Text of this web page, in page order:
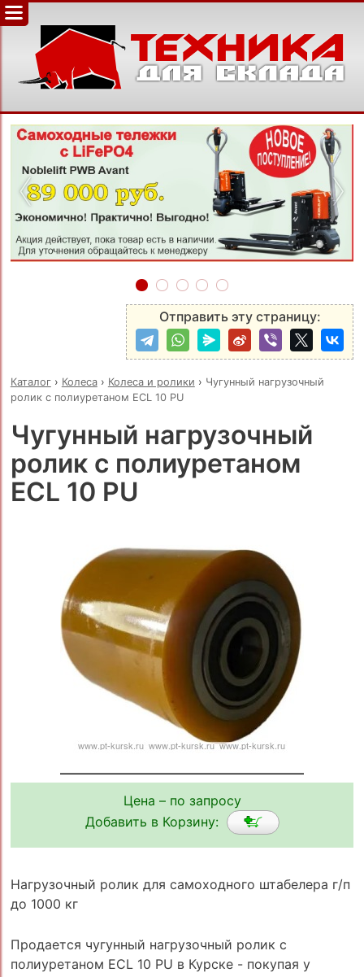
‹ ›
Отправить эту страницу:
Каталог› Колеса› Колеса и ролики › Чугунный нагрузочный
ролик с полиуретаном ECL 10 PU
Чугунный нагрузочный
ролик с полиуретаном
ECL 10 PU
Цена – по запросу
Добавить в Корзину:
Нагрузочный ролик для самоходного штабелера г/п
до 1000 кг
Продается чугунный нагрузочный ролик с
полиуретаном ECL 10 PU в Курске - покупая у